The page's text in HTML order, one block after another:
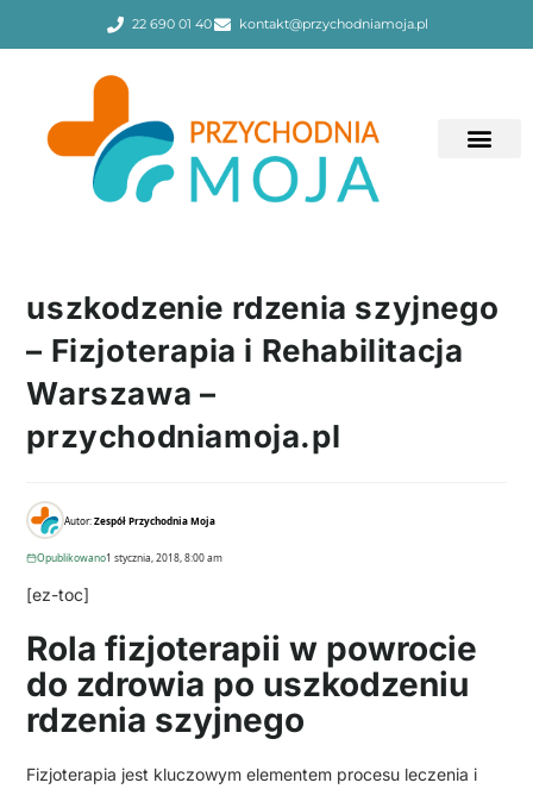
22 690 01 40 kontakt@przychodniamoja.pl
uszkodzenie rdzenia szyjnego
– Fizjoterapia i Rehabilitacja
Warszawa –
przychodniamoja.pl
Autor:Zespół Przychodnia Moja
Opublikowano1 stycznia, 2018, 8:00 am
[ez-toc]
Rola fizjoterapii w powrocie
do zdrowia po uszkodzeniu
rdzenia szyjnego
Fizjoterapia jest kluczowym elementem procesu leczenia i